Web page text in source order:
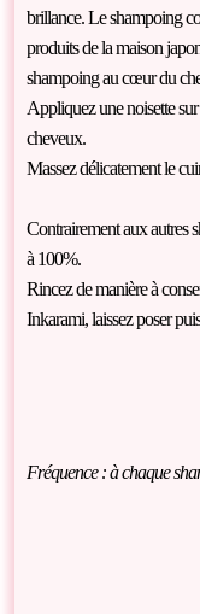
brillance. Le shampoing
produits de la maison
shampoing au cœur du
Appliquez une noisette
cheveux.
Massez délicatement le
Contrairement aux autres
à 100%.
Rincez de manière à
Inkarami, laissez poser
Fréquence : à chaque